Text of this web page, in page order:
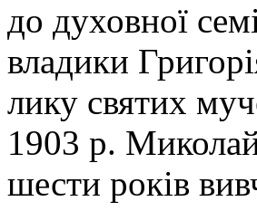
до духовної
владики
лику святих
1903 р. Миколай
шести років